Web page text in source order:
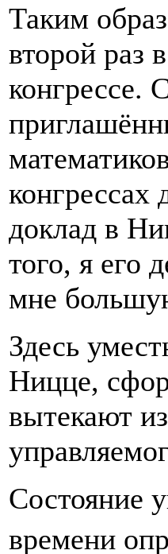
Таким
второй раз
конгрессе.
доклад в
того, я его
мне
Здесь
Ницце,
вытекают
Состояние
времени